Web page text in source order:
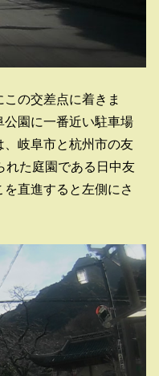
の交差点に着きま
園に一番近い駐車場
岐阜市と杭州市の友
れた庭園である日中友
直進すると左側にさ